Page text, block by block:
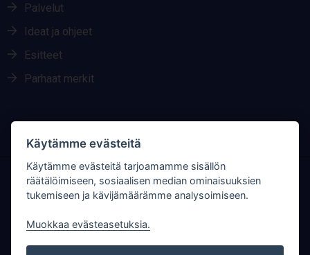
Palvelut
Ideat ja ohjeet
Esitteet
Parhaat merkit
RAUTANET SOSIAALISESSA MEDIASSA
Käytämme evästeitä
Käytämme evästeitä tarjoamamme sisällön
räätälöimiseen, sosiaalisen median ominaisuuksien
tukemiseen ja kävijämäärämme analysoimiseen.
Muokkaa evästeasetuksia.